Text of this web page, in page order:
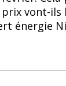
prix vont-ils
énergie